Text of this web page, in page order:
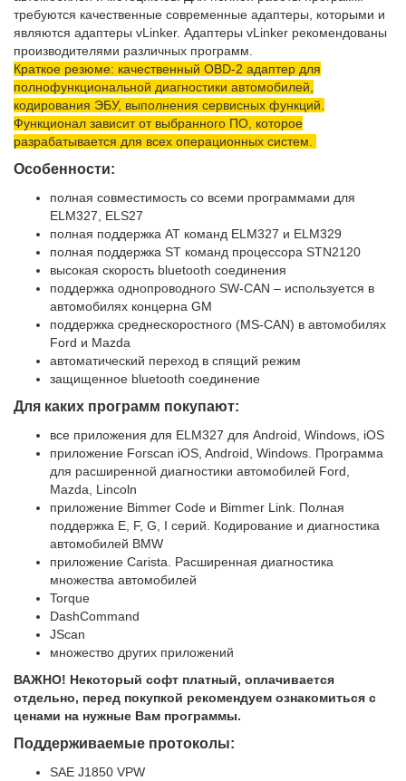
требуются качественные современные адаптеры, которыми и
являются адаптеры vLinker. Адаптеры vLinker рекомендованы
производителями различных программ.
Краткое резюме: качественный OBD-2 адаптер для
полнофункциональной диагностики автомобилей,
кодирования ЭБУ, выполнения сервисных функций.
Функционал зависит от выбранного ПО, которое
разрабатывается для всех операционных систем.
Особенности:
полная совместимость со всеми программами для
ELM327, ELS27
полная поддержка AT команд ELM327 и ELM329
полная поддержка ST команд процессора STN2120
высокая скорость bluetooth соединения
поддержка однопроводного SW-CAN – используется в
автомобилях концерна GM
поддержка среднескоростного (MS-CAN) в автомобилях
Ford и Mazda
автоматический переход в спящий режим
защищенное bluetooth соединение
Для каких программ покупают:
все приложения для ELM327 для Android, Windows, iOS
приложение Forscan iOS, Android, Windows. Программа
для расширенной диагностики автомобилей Ford,
Mazda, Lincoln
приложение Bimmer Code и Bimmer Link. Полная
поддержка E, F, G, I серий. Кодирование и диагностика
автомобилей BMW
приложение Carista. Расширенная диагностика
множества автомобилей
Torque
DashCommand
JScan
множество других приложений
ВАЖНО! Некоторый софт платный, оплачивается
отдельно, перед покупкой рекомендуем ознакомиться с
ценами на нужные Вам программы.
Поддерживаемые протоколы:
SAE J1850 VPW